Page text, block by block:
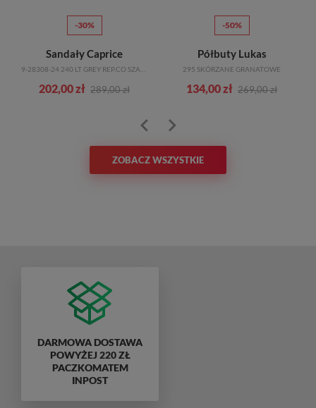
-30%
Sandały Caprice
202,00 zł 289,00 zł
-50%
Półbuty Lukas
295 SKÓRZANE GRANATOWE
134,00 zł 269,00 zł
ZOBACZ WSZYSTKIE
DARMOWA DOSTAWA
POWYŻEJ 220 ZŁ
PACZKOMATEM
INPOST